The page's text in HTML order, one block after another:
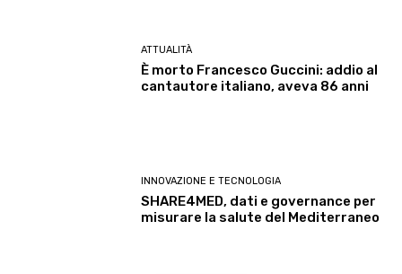
ATTUALITÀ
È morto Francesco Guccini: addio al
cantautore italiano, aveva 86 anni
INNOVAZIONE E TECNOLOGIA
SHARE4MED, dati e governance per
misurare la salute del Mediterraneo